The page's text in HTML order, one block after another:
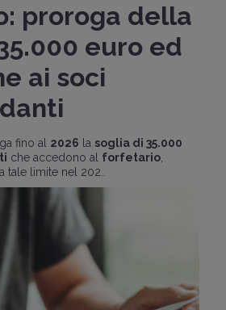
proroga della
euro ed
ai soci
fino al 2026 la soglia di 35.000
che accedono al forfetario,
tale limite nel 202..